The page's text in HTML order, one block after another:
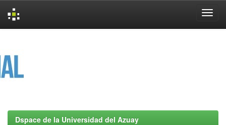
Dspace de la Universidad del Azuay